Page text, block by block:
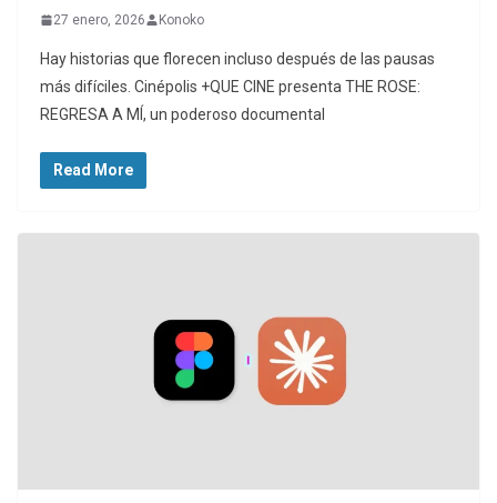
27 enero, 2026 Konoko
Hay historias que florecen incluso después de las pausas
más difíciles. Cinépolis +QUE CINE presenta THE ROSE:
REGRESA A MÍ, un poderoso documental
Read More